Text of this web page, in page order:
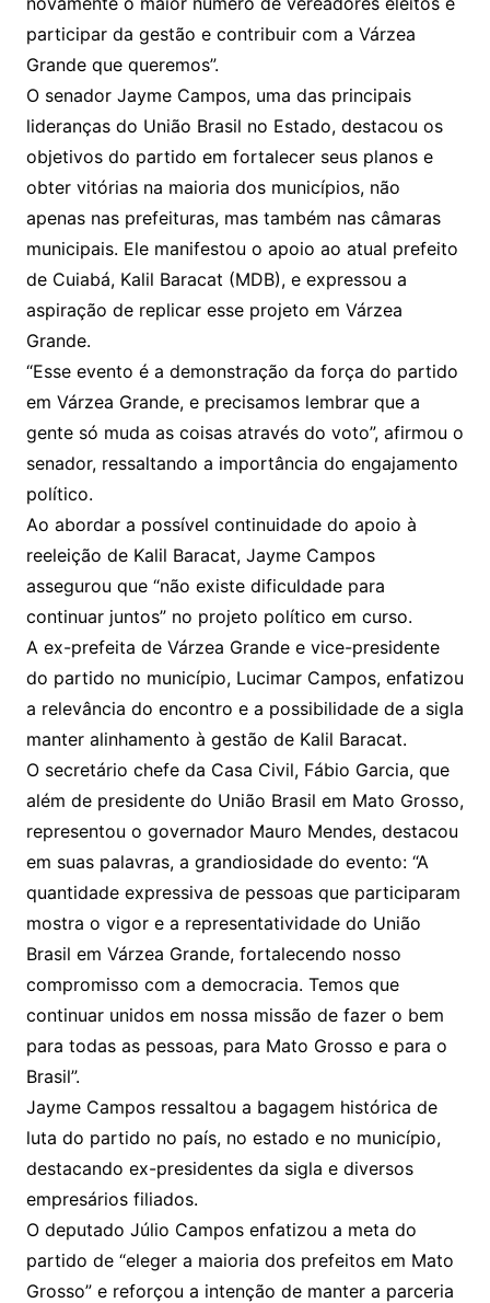
participar da gestão e contribuir com a Várzea
Grande que queremos”.
O senador Jayme Campos, uma das principais
lideranças do União Brasil no Estado, destacou os
objetivos do partido em fortalecer seus planos e
obter vitórias na maioria dos municípios, não
apenas nas prefeituras, mas também nas câmaras
municipais. Ele manifestou o apoio ao atual prefeito
de Cuiabá, Kalil Baracat (MDB), e expressou a
aspiração de replicar esse projeto em Várzea
Grande.
“Esse evento é a demonstração da força do partido
em Várzea Grande, e precisamos lembrar que a
gente só muda as coisas através do voto”, afirmou o
senador, ressaltando a importância do engajamento
político.
Ao abordar a possível continuidade do apoio à
reeleição de Kalil Baracat, Jayme Campos
assegurou que “não existe dificuldade para
continuar juntos” no projeto político em curso.
A ex-prefeita de Várzea Grande e vice-presidente
do partido no município, Lucimar Campos, enfatizou
a relevância do encontro e a possibilidade de a sigla
manter alinhamento à gestão de Kalil Baracat.
O secretário chefe da Casa Civil, Fábio Garcia, que
além de presidente do União Brasil em Mato Grosso,
representou o governador Mauro Mendes, destacou
em suas palavras, a grandiosidade do evento: “A
quantidade expressiva de pessoas que participaram
mostra o vigor e a representatividade do União
Brasil em Várzea Grande, fortalecendo nosso
compromisso com a democracia. Temos que
continuar unidos em nossa missão de fazer o bem
para todas as pessoas, para Mato Grosso e para o
Brasil”.
Jayme Campos ressaltou a bagagem histórica de
luta do partido no país, no estado e no município,
destacando ex-presidentes da sigla e diversos
empresários filiados.
O deputado Júlio Campos enfatizou a meta do
partido de “eleger a maioria dos prefeitos em Mato
Grosso” e reforçou a intenção de manter a parceria